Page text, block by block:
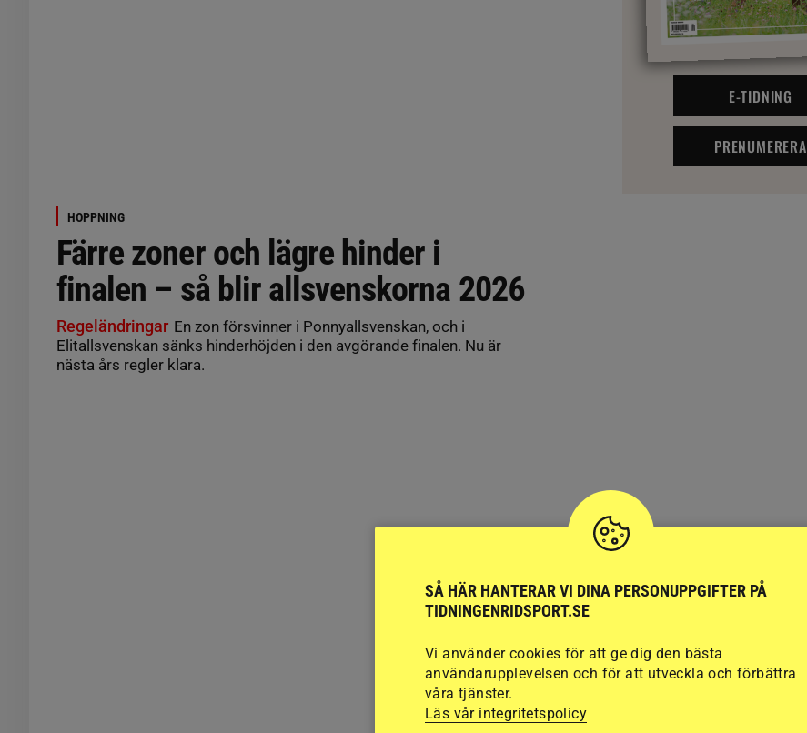
HOPPNING
Färre zoner och lägre hinder i
finalen – så blir allsvenskorna 2026
Regeländringar En zon försvinner i Ponnyallsvenskan, och i
Elitallsvenskan sänks hinderhöjden i den avgörande finalen. Nu är
nästa års regler klara.
E-TIDNING
PRENUMERERA
SÅ HÄR HANTERAR VI DINA PERSONUPPGIFTER PÅ
TIDNINGENRIDSPORT.SE
Vi använder cookies för att ge dig den bästa
användarupplevelsen och för att utveckla och förbättra
våra tjänster.
Läs vår integritetspolicy